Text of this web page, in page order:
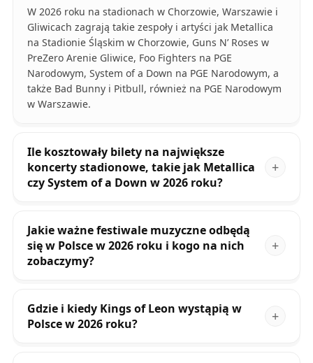
W 2026 roku na stadionach w Chorzowie, Warszawie i
Gliwicach zagrają takie zespoły i artyści jak Metallica
na Stadionie Śląskim w Chorzowie, Guns N’ Roses w
PreZero Arenie Gliwice, Foo Fighters na PGE
Narodowym, System of a Down na PGE Narodowym, a
także Bad Bunny i Pitbull, również na PGE Narodowym
w Warszawie.
Ile kosztowały bilety na największe
koncerty stadionowe, takie jak Metallica
czy System of a Down w 2026 roku?
Jakie ważne festiwale muzyczne odbędą
się w Polsce w 2026 roku i kogo na nich
zobaczymy?
Gdzie i kiedy Kings of Leon wystąpią w
Polsce w 2026 roku?